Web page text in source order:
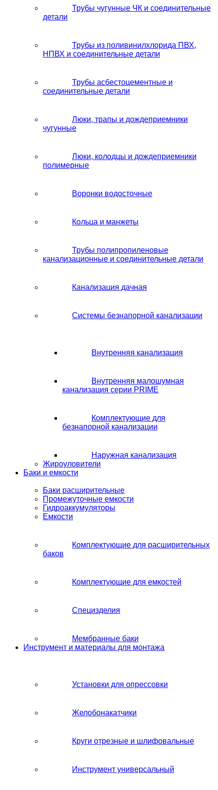
Трубы чугунные ЧК и соединительные
детали
Трубы из поливинилхлорида ПВХ,
НПВХ и соединительные детали
Трубы асбестоцементные и
соединительные детали
Люки, трапы и дождеприемники
чугунные
Люки, колодцы и дождеприемники
полимерные
Воронки водосточные
Кольца и манжеты
Трубы полипропиленовые
канализационные и соединительные детали
Канализация дачная
Системы безнапорной канализации
Внутренняя канализация
Внутренняя малошумная
канализация серии PRIME
Комплектующие для
безнапорной канализации
Наружная канализация
Жироуловители
Баки и емкости
Баки расширительные
Промежуточные емкости
Гидроаккумуляторы
Емкости
Комплектующие для расширительных
баков
Комплектующие для емкостей
Специзделия
Мембранные баки
Инструмент и материалы для монтажа
Установки для опрессовки
Желобонакатчики
Круги отрезные и шлифовальные
Инструмент универсальный